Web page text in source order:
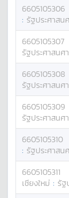
6605105306
: รัฐประศาสน
6605105307
รัฐประศาสนศ
6605105308
รัฐประศาสนศ
6605105309
รัฐประศาสนศ
6605105310
: รัฐประศาสน
6605105311
เชียงใหม่ : รัฐ